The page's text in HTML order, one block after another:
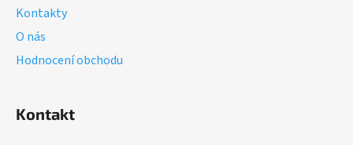
Kontakty
O nás
Hodnocení obchodu
Kontakt